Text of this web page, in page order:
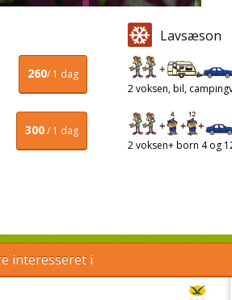
260/ 1 dag
300/ 1 dag
Lavsæson
2 voksen, bil,
2 voksen+ born 4 og
interesseret i